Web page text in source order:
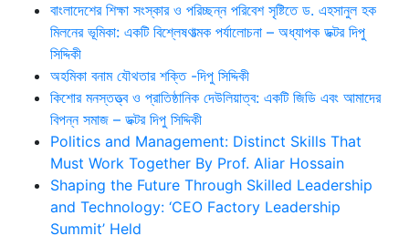
বাংলাদেশের শিক্ষা সংস্কার ও পরিচ্ছন্ন পরিবেশ সৃষ্টিতে ড. এহসানুল হক
মিলনের ভূমিকা: একটি বিশ্লেষণাত্মক পর্যালোচনা – অধ্যাপক ডক্টর দিপু
সিদ্দিকী
অহমিকা বনাম যৌথতার শক্তি -দিপু সিদ্দিকী
কিশোর মনস্তত্ত্ব ও প্রাতিষ্ঠানিক দেউলিয়াত্ব: একটি জিডি এবং আমাদের
বিপন্ন সমাজ – ডক্টর দিপু সিদ্দিকী
Politics and Management: Distinct Skills That
Must Work Together By Prof. Aliar Hossain
Shaping the Future Through Skilled Leadership
and Technology: ‘CEO Factory Leadership
Summit’ Held